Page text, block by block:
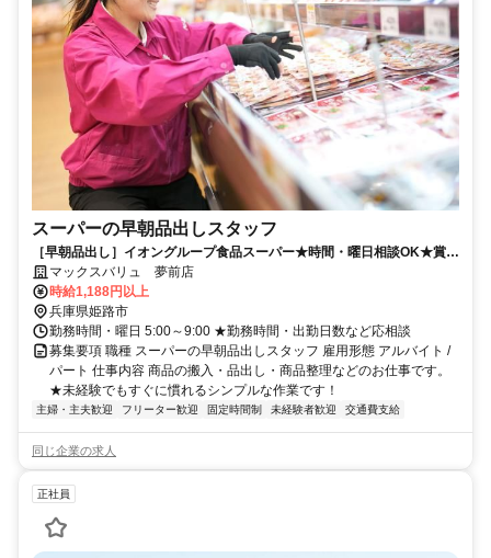
スーパーの早朝品出しスタッフ
［早朝品出し］イオングループ食品スーパー★時間・曜日相談OK★賞
与・買物割引制度など待遇充実★
マックスバリュ 夢前店
時給1,188円以上
兵庫県姫路市
勤務時間・曜日 5:00～9:00 ★勤務時間・出勤日数など応相談
募集要項 職種 スーパーの早朝品出しスタッフ 雇用形態 アルバイト /
パート 仕事内容 商品の搬入・品出し・商品整理などのお仕事です。
★未経験でもすぐに慣れるシンプルな作業です！
主婦・主夫歓迎 フリーター歓迎 固定時間制 未経験者歓迎 交通費支給
同じ企業の求人
正社員